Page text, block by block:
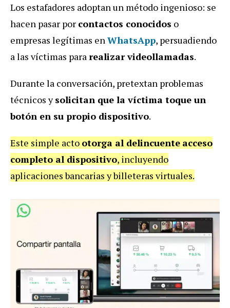
Los estafadores adoptan un método ingenioso: se
hacen pasar por contactos conocidos o
empresas legítimas enWhatsApp, persuadiendo
a las víctimas pararealizar videollamadas.
Durante la conversación, pretextan problemas
técnicos ysolicitan que la víctima toque un
botón en su propio dispositivo.
Este simple acto otorga al delincuente acceso
completo al dispositivo, incluyendo
aplicaciones bancarias y billeteras virtuales.